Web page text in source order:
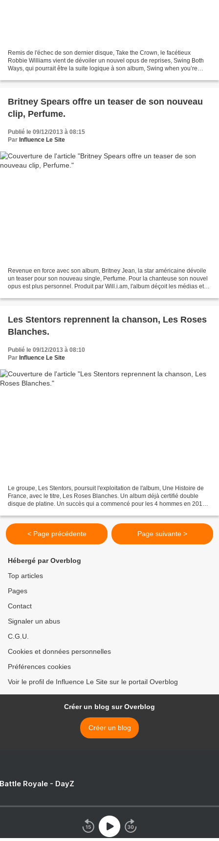
Remis de l'échec de son dernier disque, Take the Crown, le facétieux
Robbie Williams vient de dévoiler un nouvel opus de reprises, Swing Both
Ways, qui pourrait être la suite logique à son album, Swing when you’re
Britney Spears offre un teaser de son nouveau
clip, Perfume.
Publié le 09/12/2013 à 08:15
Par Influence Le Site
Revenue en force avec son album, Britney Jean, la star américaine dévoile
un teaser pour son nouveau single, Perfume. Pour la chanteuse son nouvel
opus est plus personnel. Produit par Will.i.am, l'album déçoit les médias et
Les Stentors reprennent la chanson, Les Roses
Blanches.
Publié le 09/12/2013 à 08:10
Par Influence Le Site
Le groupe, Les Stentors, poursuit l'exploitation de l'album, Une Histoire de
France, avec le titre, Les Roses Blanches. Un album déjà certifié double
disque de platine. Un succès qui a commencé pour les 4 hommes en 2012
< Page précédente Page suivante >
Hébergé par Overblog
Top articles
Pages
Contact
Signaler un abus
C.G.U.
Cookies et données personnelles
Préférences cookies
Voir le profil de Influence Le Site sur le portail Overblog
Créer un blog sur Overblog
Créer un blog
Royale - DayZ